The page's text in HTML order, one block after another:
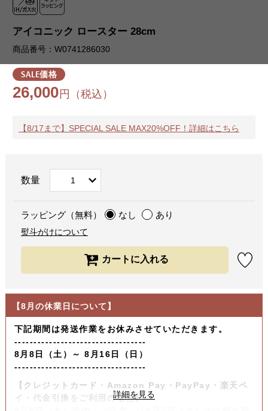
アイコニック ロースター 28cm
商品番号：W0741286030
SALE価格
26,000 円（税込）
【8/17まで】SPECIAL SALE MAX20%OFF！詳細はこちら
数量
ラッピング（無料） なし あり
熨斗がけについて
【8月の休業日について】
下記期間は発送作業をお休みさせていただきます。
----------------------------------
8月8日（土）～ 8月16日（日）
----------------------------------
【クレジットカード・Amazon Pay・PayPay・楽天ペ
イ・代金引換をご利用の場合】